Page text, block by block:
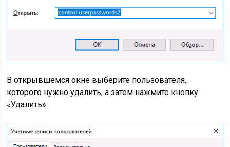
В открывшемся окне выберите пользователя,
которого нужно удалить, а затем нажмите кнопку
«Удалить».